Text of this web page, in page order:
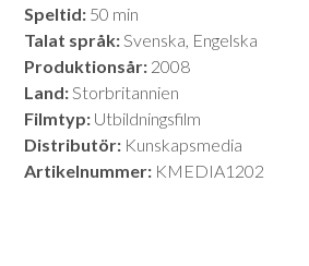
Speltid: 50 min
Talat språk:Svenska, Engelska
Produktionsår: 2008
Land:Storbritannien
Filmtyp: Utbildningsfilm
Distributör: Kunskapsmedia
Artikelnummer: KMEDIA1202